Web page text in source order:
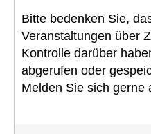
Bitte bedenken Sie,
Veranstaltungen über
Kontrolle darüber
abgerufen oder
Melden Sie sich gerne